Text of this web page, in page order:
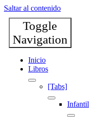
Saltar al contenido
Toggle
Navigation
Inicio
Libros
[Tabs]
Infantil